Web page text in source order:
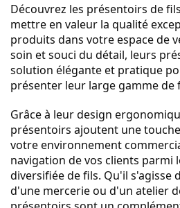
Découvrez les présentoirs de
mettre en valeur la qualité
produits dans votre espace de
soin et souci du détail, leurs
solution élégante et pratique
présenter leur large gamme de
Grâce à leur design
présentoirs ajoutent une
votre environnement
navigation de vos clients parmi
diversifiée de fils. Qu'il s'agisse
d'une mercerie ou d'un atelier